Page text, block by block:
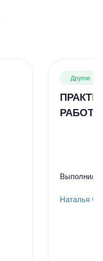
Другое
РАБОТА
Выполнил
Наталья